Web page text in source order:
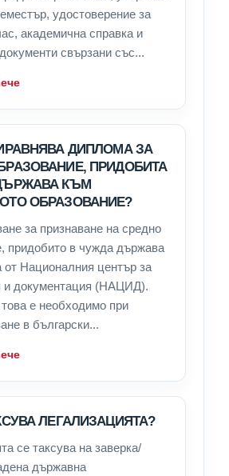
удостоверение за
академична справка и
свързани със...
ДИПЛОМА ЗА
ПРИДОБИТА
КЪМ
ОБРАЗОВАНИЕ?
за признаване на средно
придобито в чужда държава
Националния център за
и документация (НАЦИД).
е необходимо при
в български...
ЛЕГАЛИЗАЦИЯТА?
се таксува на заверка/
държавна